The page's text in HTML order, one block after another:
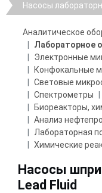
Насосы
Аналитическое
Лабораторное
Электронные
Конфокальные
Световые
Спектрометры
Биореакторы,
Анализ
Лабораторная
Химические
Насосы шприцевые лабораторные
Lead Fluid